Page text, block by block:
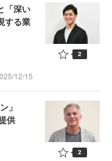
「深い
する業
12/15
2
」
供
2